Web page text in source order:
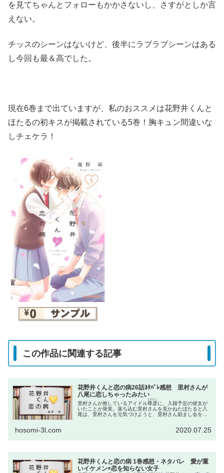
を見てちゃんとフォローもかかさないし、さすがとしか言
えない。
チッスのシーンはないけど、後半にラブラブシーンはある
し今回も最＆高でした。
現在6巻まで出ていますが、私のおススメは花野井くんと
ほたるの初キスが掲載されている5巻！胸キュン間違いな
しチェケラ！
この作品に関連する記事
花野井くんと恋の病26話ﾈﾀﾊﾞﾚ感想 里村さんが
八尾に恋しちゃったみたい
里村さんが推しているアイドル尊彦
たかひこ
に、入籍予定の彼女が
いたことが発覚。落ち込む里村さんを見かねたほたると八
尾は、里村さんを元気づけようと、里村さん励まし会を開
hosomi-3l.com 2020.07.25
花野井くんと恋の病 1巻感想・ネタバレ 愛が重
いイケメン×恋を知らない女子